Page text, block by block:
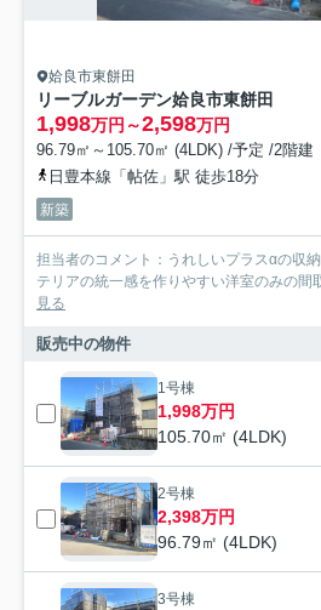
姶良市東餅田
リーブルガーデン姶良市東餅田
1,998万円～2,598万円
96.79㎡～105.70㎡ (4LDK) /予定 /2階建
日豊本線「帖佐」駅 徒歩18分
新築
担当者のコメント：うれしいプラスαの収
テリアの統一感を作りやすい洋室のみの間
見る
販売中の物件
1号棟
1,998万円
105.70㎡ (4LDK)
2号棟
2,398万円
96.79㎡ (4LDK)
3号棟